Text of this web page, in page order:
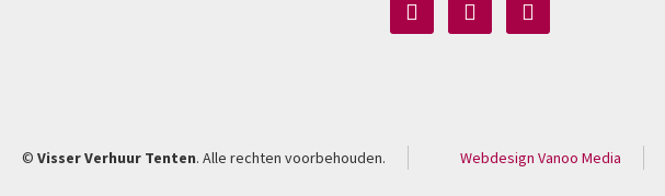
© Visser Verhuur Tenten. Alle rechten voorbehouden. Webdesign Vanoo Media